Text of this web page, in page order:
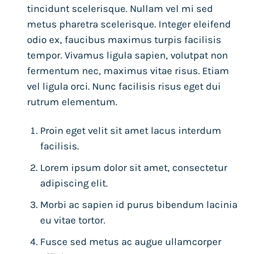
tincidunt scelerisque. Nullam vel mi sed
metus pharetra scelerisque. Integer eleifend
odio ex, faucibus maximus turpis facilisis
tempor. Vivamus ligula sapien, volutpat non
fermentum nec, maximus vitae risus. Etiam
vel ligula orci. Nunc facilisis risus eget dui
rutrum elementum.
Proin eget velit sit amet lacus interdum
facilisis.
Lorem ipsum dolor sit amet, consectetur
adipiscing elit.
Morbi ac sapien id purus bibendum lacinia
eu vitae tortor.
Fusce sed metus ac augue ullamcorper